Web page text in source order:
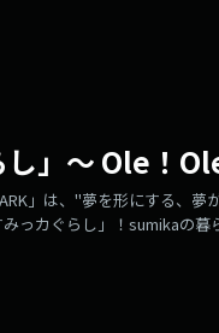
」〜 Ole！
」は、"夢を形にする、
っカぐらし」！sumikaの
がしっかりジャッジします
冬のバカンスも暖房対策も